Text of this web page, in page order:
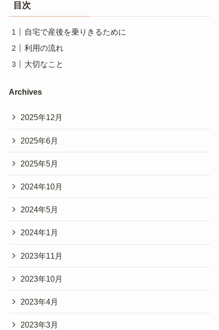
目次
自宅で産後を乗りきるために
利用の流れ
大切なこと
Archives
2025年12月
2025年6月
2025年5月
2024年10月
2024年5月
2024年1月
2023年11月
2023年10月
2023年4月
2023年3月